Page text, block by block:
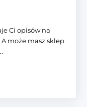
Ci opisów na
może masz sklep